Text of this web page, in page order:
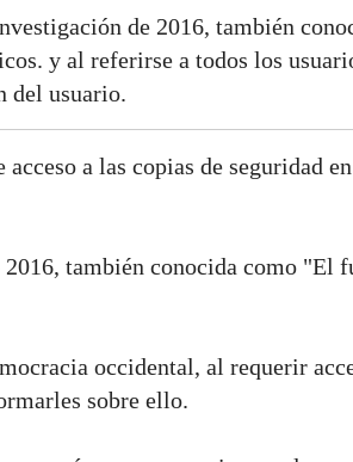
de 2016, también
y al referirse a todos los
del usuario.
a las copias de seguridad
2016, también conocida como "El
occidental, al requerir
sobre ello.